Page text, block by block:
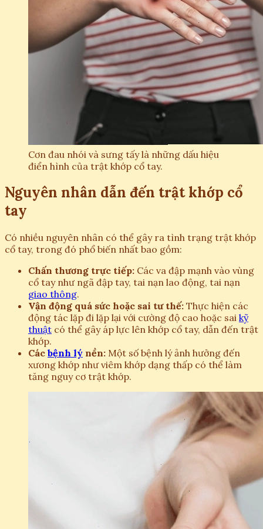
Cơn đau nhói và sưng tấy là những dấu hiệu
điển hình của trật khớp cổ tay.
Nguyên nhân dẫn đến trật khớp cổ
tay
Có nhiều nguyên nhân có thể gây ra tình trạng trật khớp
cổ tay, trong đó phổ biến nhất bao gồm:
Chấn thương trực tiếp: Các va đập mạnh vào vùng
cổ tay như ngã đập tay, tai nạn lao động, tai nạn
giao thông.
Vận động quá sức hoặc sai tư thế: Thực hiện các
động tác lặp đi lặp lại với cường độ cao hoặc sai kỹ
thuật có thể gây áp lực lên khớp cổ tay, dẫn đến trật
khớp.
Các bệnh lý nền: Một số bệnh lý ảnh hưởng đến
xương khớp như viêm khớp dạng thấp có thể làm
tăng nguy cơ trật khớp.